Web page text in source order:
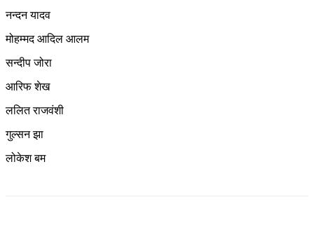
नन्दन यादव
मोहम्मद आदिल आलम
सन्दीप जोरा
आरिफ शेख
ललित राजवंशी
गुल्सन झा
लोकेश बम